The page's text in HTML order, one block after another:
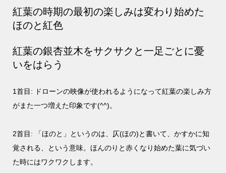
紅葉の時期の最初の楽しみは変わり始めた
ほのと紅色
紅葉の銀杏並木をサクサクと一足ごとに憂
いをはらう
1首目: ドローンの映像が使われるようになって紅葉の楽しみ方
がまた一つ増えた印象です(^^)。
2首目: 「ほのと」というのは、仄(ほの)と書いて、かすかに知
覚される、という意味。ほんのりと赤くなり始めた葉に気づい
た時にはワクワクします。